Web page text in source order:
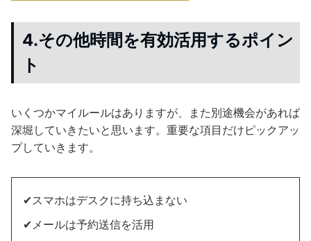
4.その他時間を有効活用するポイン
ト
いくつかマイルールはありますが、また別途機会があれば
深堀していきたいと思います。重要な項目だけピックアッ
プしていきます。
✔︎スマホはデスクに持ち込まない
✔︎メールは予約送信を活用